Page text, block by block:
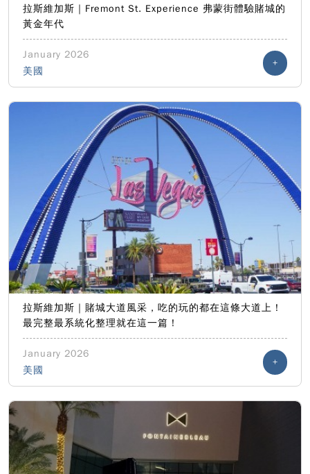
拉斯維加斯｜Fremont St. Experience 弗蒙街體驗賭城的
黃金年代
January 2026
美國
+
拉斯維加斯｜賭城大道風采，吃的玩的都在這條大道上！
最完整最系統化整理就在這一篇！
January 2026
美國
+